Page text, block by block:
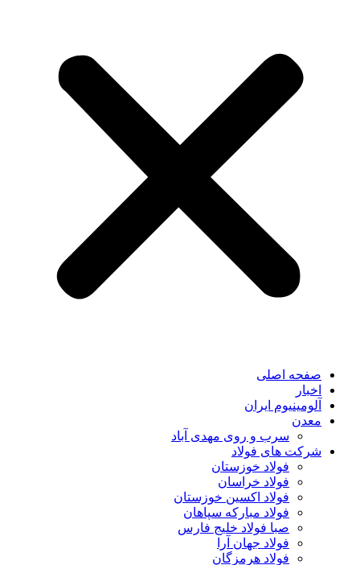
صفحه اصلی
اخبار
آلومینیوم ایران
معدن
سرب و روی مهدی آباد
شرکت های فولاد
فولاد خوزستان
فولاد خراسان
فولاد اکسین خوزستان
فولاد مبارکه سپاهان
صبا فولاد خلیج فارس
فولاد جهان آرا
فولاد هرمزگان